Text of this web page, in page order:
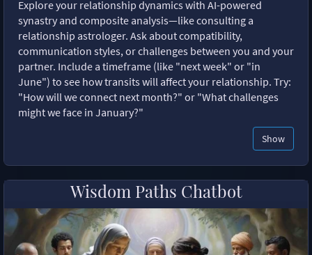
Explore your relationship dynamics with AI-powered
synastry and composite analysis—like consulting a
relationship astrologer. Ask about compatibility,
communication styles, or challenges between you and your
partner. Include a timeframe (like "next week" or "in
June") to see how transits will affect your relationship. Try:
"How will we connect next month?" or "What challenges
might we face in January?"
Show
Wisdom Paths Chatbot